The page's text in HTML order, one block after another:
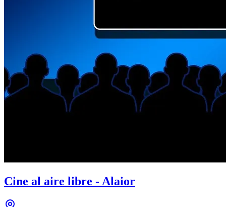
Cine al aire libre - Alaior